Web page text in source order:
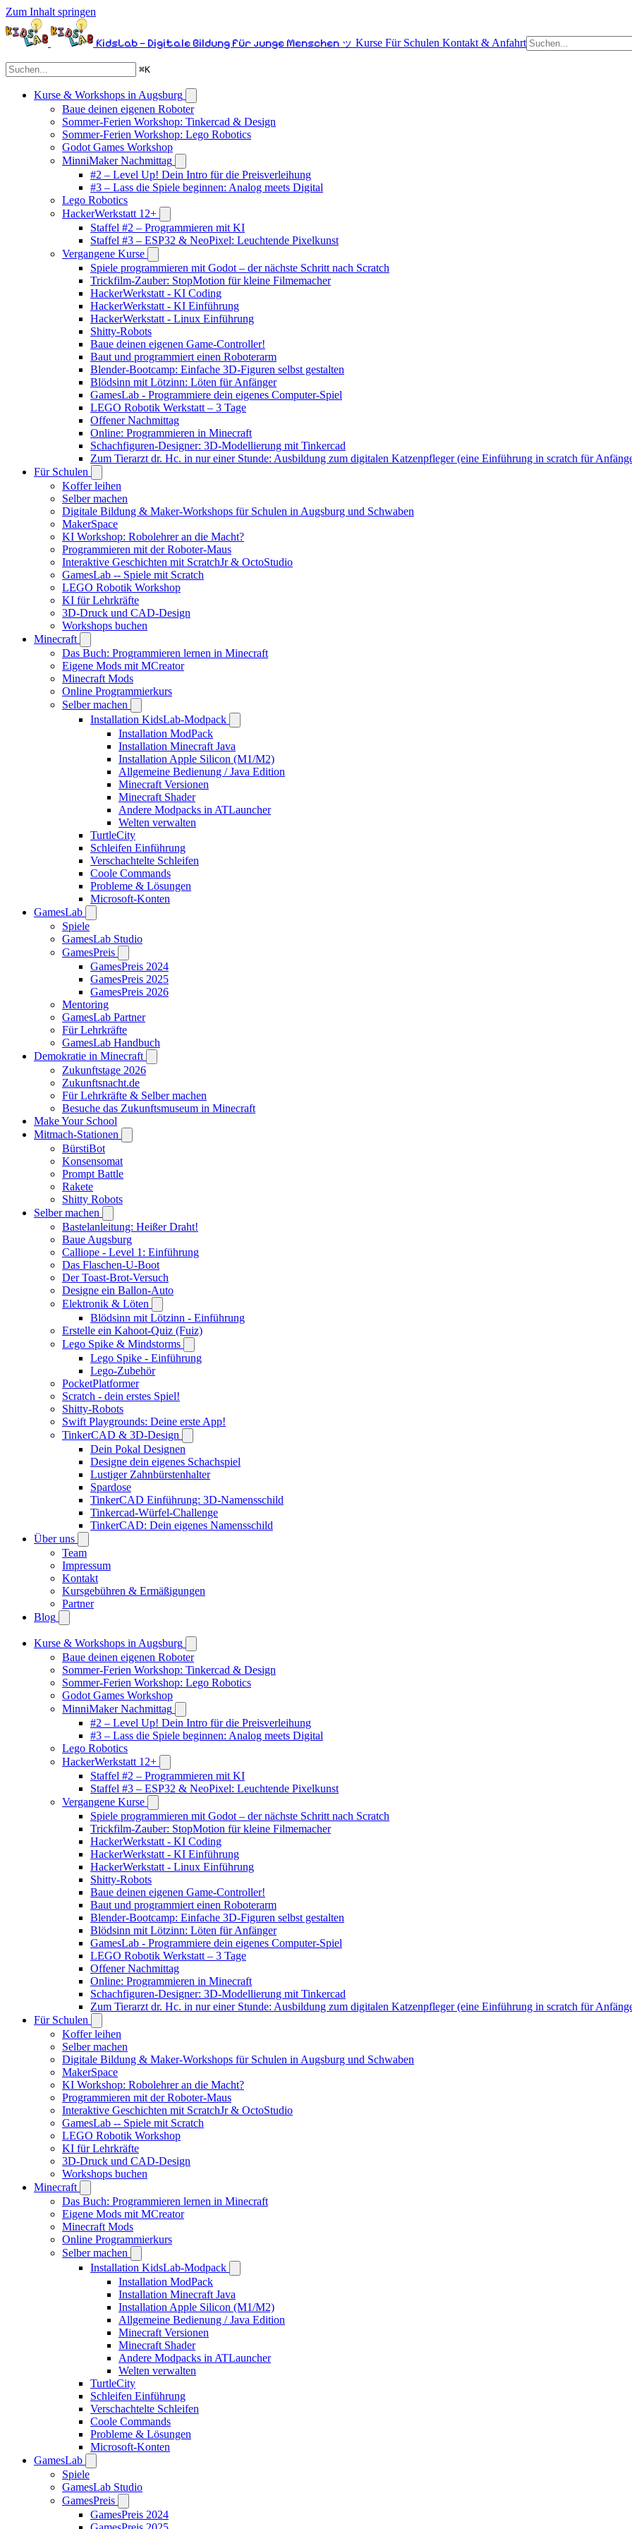
Zum Inhalt springen
KidsLab – Digitale Bildung für junge Menschen ッ Kurse Für Schulen Kontakt & Anfahrt
⌘K
Kurse & Workshops in Augsburg
Baue deinen eigenen Roboter
Sommer-Ferien Workshop: Tinkercad & Design
Sommer-Ferien Workshop: Lego Robotics
Godot Games Workshop
MinniMaker Nachmittag
#2 – Level Up! Dein Intro für die Preisverleihung
#3 – Lass die Spiele beginnen: Analog meets Digital
Lego Robotics
HackerWerkstatt 12+
Staffel #2 – Programmieren mit KI
Staffel #3 – ESP32 & NeoPixel: Leuchtende Pixelkunst
Vergangene Kurse
Spiele programmieren mit Godot – der nächste Schritt nach Scratch
Trickfilm-Zauber: StopMotion für kleine Filmemacher
HackerWerkstatt - KI Coding
HackerWerkstatt - KI Einführung
HackerWerkstatt - Linux Einführung
Shitty-Robots
Baue deinen eigenen Game-Controller!
Baut und programmiert einen Roboterarm
Blender-Bootcamp: Einfache 3D-Figuren selbst gestalten
Blödsinn mit Lötzinn: Löten für Anfänger
GamesLab - Programmiere dein eigenes Computer-Spiel
LEGO Robotik Werkstatt – 3 Tage
Offener Nachmittag
Online: Programmieren in Minecraft
Schachfiguren-Designer: 3D-Modellierung mit Tinkercad
Zum Tierarzt dr. Hc. in nur einer Stunde: Ausbildung zum digitalen Katzenpfleger (eine Einführung in scratch für
Für Schulen
Koffer leihen
Selber machen
Digitale Bildung & Maker-Workshops für Schulen in Augsburg und Schwaben
MakerSpace
KI Workshop: Robolehrer an die Macht?
Programmieren mit der Roboter-Maus
Interaktive Geschichten mit ScratchJr & OctoStudio
GamesLab -- Spiele mit Scratch
LEGO Robotik Workshop
KI für Lehrkräfte
3D-Druck und CAD-Design
Workshops buchen
Minecraft
Das Buch: Programmieren lernen in Minecraft
Eigene Mods mit MCreator
Minecraft Mods
Online Programmierkurs
Selber machen
Installation KidsLab-Modpack
Installation ModPack
Installation Minecraft Java
Installation Apple Silicon (M1/M2)
Allgemeine Bedienung / Java Edition
Minecraft Versionen
Minecraft Shader
Andere Modpacks in ATLauncher
Welten verwalten
TurtleCity
Schleifen Einführung
Verschachtelte Schleifen
Coole Commands
Probleme & Lösungen
Microsoft-Konten
GamesLab
Spiele
GamesLab Studio
GamesPreis
GamesPreis 2024
GamesPreis 2025
GamesPreis 2026
Mentoring
GamesLab Partner
Für Lehrkräfte
GamesLab Handbuch
Demokratie in Minecraft
Zukunftstage 2026
Zukunftsnacht.de
Für Lehrkräfte & Selber machen
Besuche das Zukunftsmuseum in Minecraft
Make Your School
Mitmach-Stationen
BürstiBot
Konsensomat
Prompt Battle
Rakete
Shitty Robots
Selber machen
Bastelanleitung: Heißer Draht!
Baue Augsburg
Calliope - Level 1: Einführung
Das Flaschen-U-Boot
Der Toast-Brot-Versuch
Designe ein Ballon-Auto
Elektronik & Löten
Blödsinn mit Lötzinn - Einführung
Erstelle ein Kahoot-Quiz (Fuiz)
Lego Spike & Mindstorms
Lego Spike - Einführung
Lego-Zubehör
PocketPlatformer
Scratch - dein erstes Spiel!
Shitty-Robots
Swift Playgrounds: Deine erste App!
TinkerCAD & 3D-Design
Dein Pokal Designen
Designe dein eigenes Schachspiel
Lustiger Zahnbürstenhalter
Spardose
TinkerCAD Einführung: 3D-Namensschild
Tinkercad-Würfel-Challenge
TinkerCAD: Dein eigenes Namensschild
Über uns
Team
Impressum
Kontakt
Kursgebühren & Ermäßigungen
Partner
Blog
Kurse & Workshops in Augsburg
Baue deinen eigenen Roboter
Sommer-Ferien Workshop: Tinkercad & Design
Sommer-Ferien Workshop: Lego Robotics
Godot Games Workshop
MinniMaker Nachmittag
#2 – Level Up! Dein Intro für die Preisverleihung
#3 – Lass die Spiele beginnen: Analog meets Digital
Lego Robotics
HackerWerkstatt 12+
Staffel #2 – Programmieren mit KI
Staffel #3 – ESP32 & NeoPixel: Leuchtende Pixelkunst
Vergangene Kurse
Spiele programmieren mit Godot – der nächste Schritt nach Scratch
Trickfilm-Zauber: StopMotion für kleine Filmemacher
HackerWerkstatt - KI Coding
HackerWerkstatt - KI Einführung
HackerWerkstatt - Linux Einführung
Shitty-Robots
Baue deinen eigenen Game-Controller!
Baut und programmiert einen Roboterarm
Blender-Bootcamp: Einfache 3D-Figuren selbst gestalten
Blödsinn mit Lötzinn: Löten für Anfänger
GamesLab - Programmiere dein eigenes Computer-Spiel
LEGO Robotik Werkstatt – 3 Tage
Offener Nachmittag
Online: Programmieren in Minecraft
Schachfiguren-Designer: 3D-Modellierung mit Tinkercad
Zum Tierarzt dr. Hc. in nur einer Stunde: Ausbildung zum digitalen Katzenpfleger (eine Einführung in scratch für
Für Schulen
Koffer leihen
Selber machen
Digitale Bildung & Maker-Workshops für Schulen in Augsburg und Schwaben
MakerSpace
KI Workshop: Robolehrer an die Macht?
Programmieren mit der Roboter-Maus
Interaktive Geschichten mit ScratchJr & OctoStudio
GamesLab -- Spiele mit Scratch
LEGO Robotik Workshop
KI für Lehrkräfte
3D-Druck und CAD-Design
Workshops buchen
Minecraft
Das Buch: Programmieren lernen in Minecraft
Eigene Mods mit MCreator
Minecraft Mods
Online Programmierkurs
Selber machen
Installation KidsLab-Modpack
Installation ModPack
Installation Minecraft Java
Installation Apple Silicon (M1/M2)
Allgemeine Bedienung / Java Edition
Minecraft Versionen
Minecraft Shader
Andere Modpacks in ATLauncher
Welten verwalten
TurtleCity
Schleifen Einführung
Verschachtelte Schleifen
Coole Commands
Probleme & Lösungen
Microsoft-Konten
GamesLab
Spiele
GamesLab Studio
GamesPreis
GamesPreis 2024